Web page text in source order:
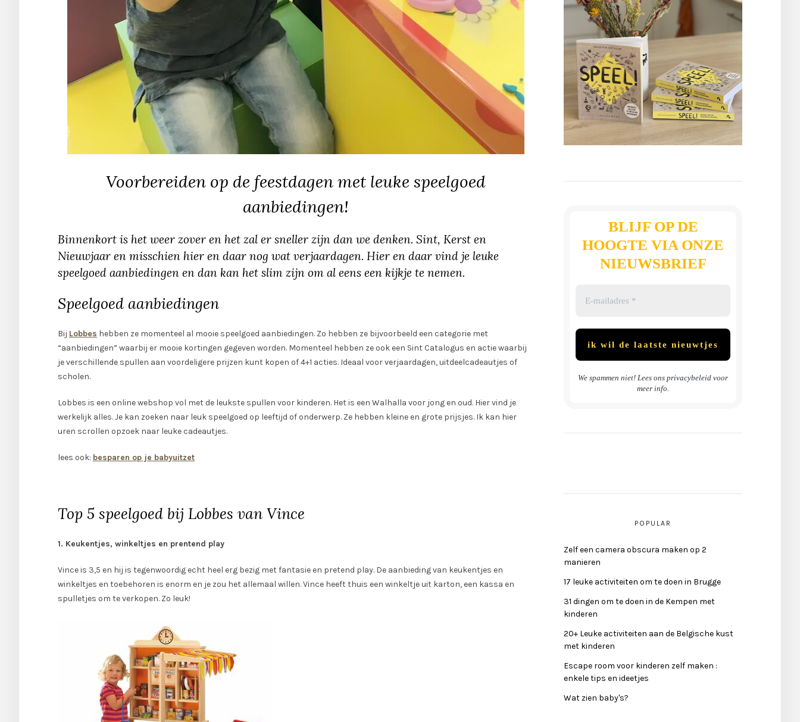
Voorbereiden op de feestdagen met leuke speelgoed
aanbiedingen!
Binnenkort is het weer zover en het zal er sneller zijn dan we denken. Sint, Kerst en
Nieuwjaar en misschien hier en daar nog wat verjaardagen. Hier en daar vind je leuke
speelgoed aanbiedingen en dan kan het slim zijn om al eens een kijkje te nemen.
Speelgoed aanbiedingen
Bij Lobbes hebben ze momenteel al mooie speelgoed aanbiedingen. Zo hebben ze bijvoorbeeld een categorie met
“aanbiedingen” waarbij er mooie kortingen gegeven worden. Momenteel hebben ze ook een Sint Catalogus en actie waarbij
je verschillende spullen aan voordeligere prijzen kunt kopen of 4+1 acties. Ideaal voor verjaardagen, uitdeelcadeautjes of
scholen.
Lobbes is een online webshop vol met de leukste spullen voor kinderen. Het is een Walhalla voor jong en oud. Hier vind je
werkelijk alles. Je kan zoeken naar leuk speelgoed op leeftijd of onderwerp. Ze hebben kleine en grote prijsjes. Ik kan hier
uren scrollen opzoek naar leuke cadeautjes.
lees ook: besparen op je babyuitzet
Top 5 speelgoed bij Lobbes van Vince
1. Keukentjes, winkeltjes en prentend play
Vince is 3,5 en hij is tegenwoordig echt heel erg bezig met fantasie en pretend play. De aanbieding van keukentjes en
winkeltjes en toebehoren is enorm en je zou het allemaal willen. Vince heeft thuis een winkeltje uit karton, een kassa en
spulletjes om te verkopen. Zo leuk!
BLIJF OP DE
HOOGTE VIA ONZE
NIEUWSBRIEF
We spammen niet! Lees ons privacybeleid voor
meer info.
POPULAR
Zelf een camera obscura maken op 2
manieren
17 leuke activiteiten om te doen in Brugge
31 dingen om te doen in de Kempen met
kinderen
20+ Leuke activiteiten aan de Belgische kust
met kinderen
Escape room voor kinderen zelf maken :
enkele tips en ideetjes
Wat zien baby's?